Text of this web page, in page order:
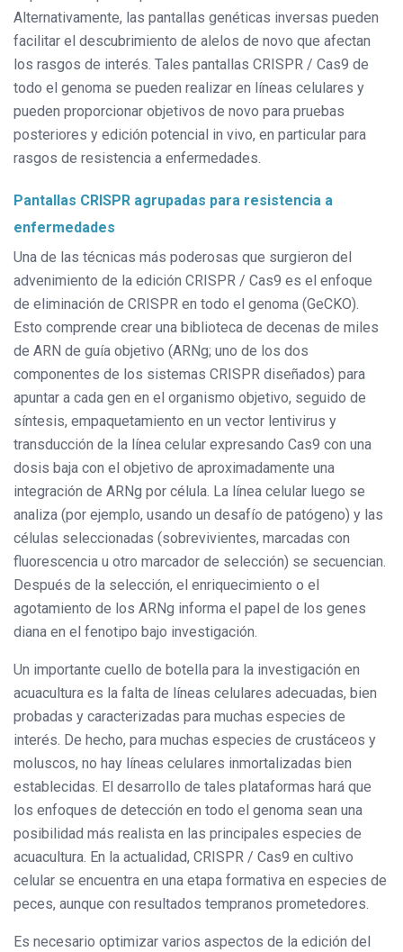
Alternativamente, las pantallas genéticas inversas pueden
facilitar el descubrimiento de alelos de novo que afectan
los rasgos de interés. Tales pantallas CRISPR / Cas9 de
todo el genoma se pueden realizar en líneas celulares y
pueden proporcionar objetivos de novo para pruebas
posteriores y edición potencial in vivo, en particular para
rasgos de resistencia a enfermedades.
Pantallas CRISPR agrupadas para resistencia a
enfermedades
Una de las técnicas más poderosas que surgieron del
advenimiento de la edición CRISPR / Cas9 es el enfoque
de eliminación de CRISPR en todo el genoma (GeCKO).
Esto comprende crear una biblioteca de decenas de miles
de ARN de guía objetivo (ARNg; uno de los dos
componentes de los sistemas CRISPR diseñados) para
apuntar a cada gen en el organismo objetivo, seguido de
síntesis, empaquetamiento en un vector lentivirus y
transducción de la línea celular expresando Cas9 con una
dosis baja con el objetivo de aproximadamente una
integración de ARNg por célula. La línea celular luego se
analiza (por ejemplo, usando un desafío de patógeno) y las
células seleccionadas (sobrevivientes, marcadas con
fluorescencia u otro marcador de selección) se secuencian.
Después de la selección, el enriquecimiento o el
agotamiento de los ARNg informa el papel de los genes
diana en el fenotipo bajo investigación.
Un importante cuello de botella para la investigación en
acuacultura es la falta de líneas celulares adecuadas, bien
probadas y caracterizadas para muchas especies de
interés. De hecho, para muchas especies de crustáceos y
moluscos, no hay líneas celulares inmortalizadas bien
establecidas. El desarrollo de tales plataformas hará que
los enfoques de detección en todo el genoma sean una
posibilidad más realista en las principales especies de
acuacultura. En la actualidad, CRISPR / Cas9 en cultivo
celular se encuentra en una etapa formativa en especies de
peces, aunque con resultados tempranos prometedores.
Es necesario optimizar varios aspectos de la edición del